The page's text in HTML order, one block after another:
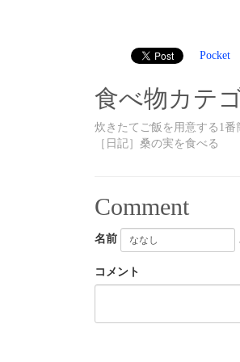
Pocket
食べ物カテ
炊きたてご飯を用意する1
［日記］桑の実を食べる
Comment
名前
コメント